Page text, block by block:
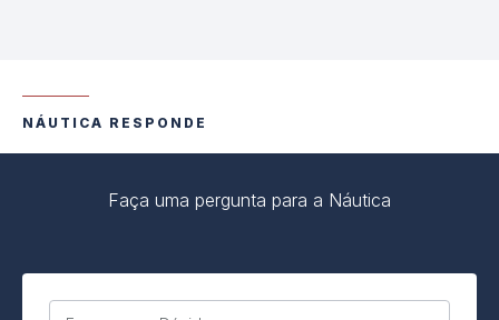
NÁUTICA RESPONDE
Faça uma pergunta para a Náutica